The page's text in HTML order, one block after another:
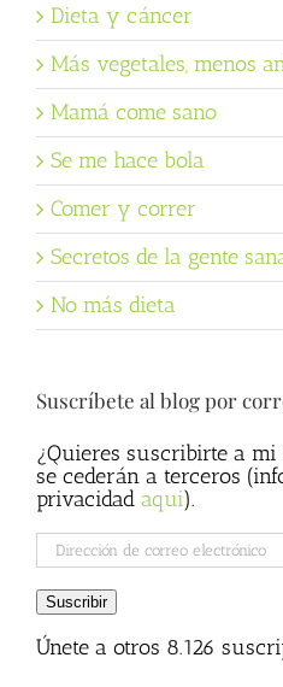
Dieta y cáncer
Más vegetales, menos
Mamá come sano
Se me hace bola
Comer y correr
Secretos de la gente
No más dieta
Suscríbete al blog por
¿Quieres suscribirte a mi
se cederán a terceros
privacidad aqui).
Dirección
de
correo
electrónico
Suscribir
Únete a otros 8.126